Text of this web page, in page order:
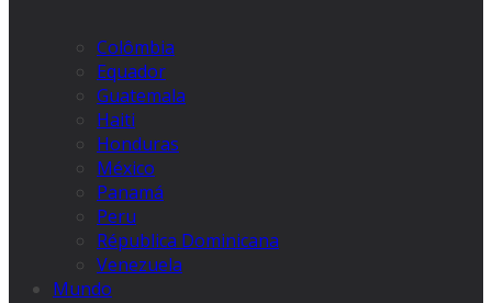
Colômbia
Equador
Guatemala
Haiti
Honduras
México
Panamá
Peru
Républica Dominicana
Venezuela
Mundo